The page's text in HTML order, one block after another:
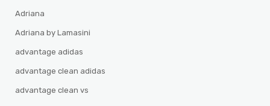
Adriana
Adriana by Lamasini
advantage adidas
advantage clean adidas
advantage clean vs